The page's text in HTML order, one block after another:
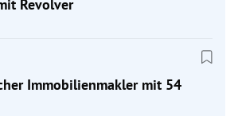
Revolver
Immobilienmakler mit 54